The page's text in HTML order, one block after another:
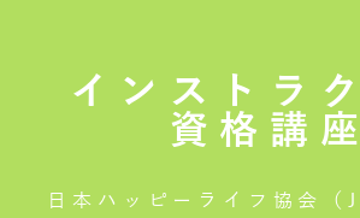
インストラ
資格講座
日本ハッピーライフ協会（